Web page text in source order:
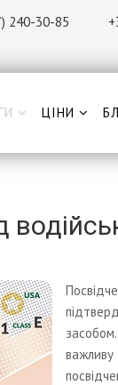
240-30-85
ЦІНИ